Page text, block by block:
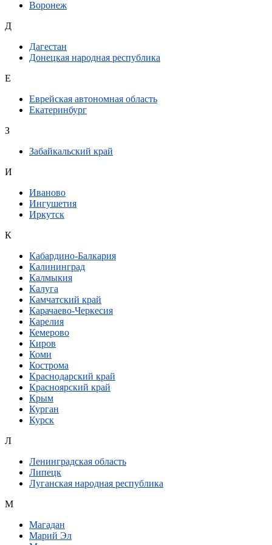
Воронеж
Д
Дагестан
Донецкая народная республика
Е
Еврейская автономная область
Екатеринбург
З
Забайкальский край
И
Иваново
Ингушетия
Иркутск
К
Кабардино-Балкария
Калининград
Калмыкия
Калуга
Камчатский край
Карачаево-Черкесия
Карелия
Кемерово
Киров
Коми
Кострома
Краснодарский край
Красноярский край
Крым
Курган
Курск
Л
Ленинградская область
Липецк
Луганская народная республика
М
Магадан
Марий Эл